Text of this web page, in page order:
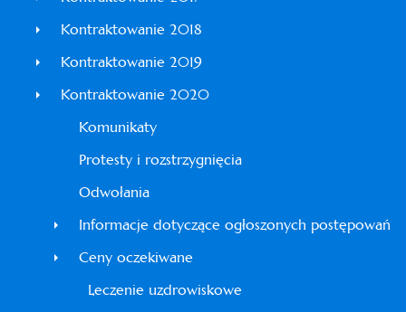
Kontraktowanie 2018
Kontraktowanie 2019
Kontraktowanie 2020
Komunikaty
Protesty i rozstrzygnięcia
Odwołania
Informacje dotyczące ogłoszonych postępowań
Ceny oczekiwane
Leczenie uzdrowiskowe